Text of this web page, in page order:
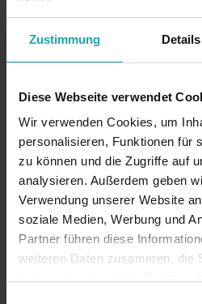
Zustimmung Details
Diese Webseite verwendet
Wir verwenden Cookies, um
personalisieren, Funktionen für
zu können und die Zugriffe auf
analysieren. Außerdem geben
Verwendung unserer Website
soziale Medien, Werbung und
Partner führen diese
weiteren Daten zusammen, die